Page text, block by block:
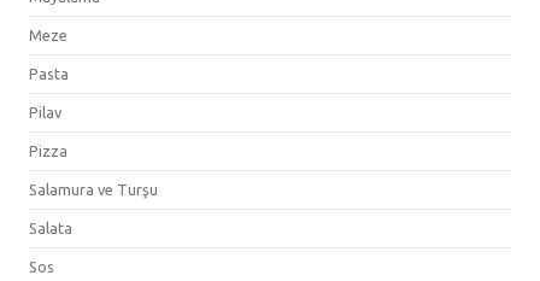
Meze
Pasta
Pilav
Pizza
Salamura ve Turşu
Salata
Sos